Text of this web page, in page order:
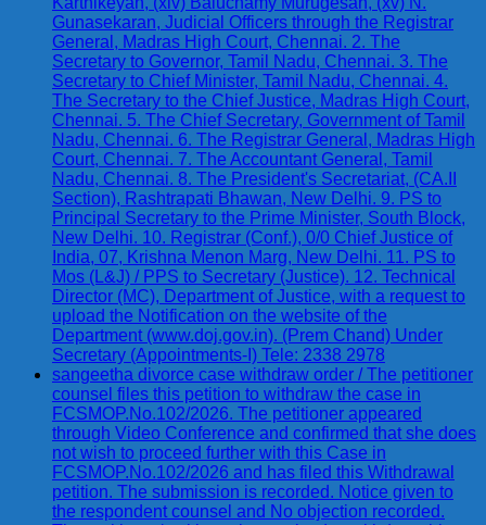
Gunasekaran, Judicial Officers through the Registrar
General, Madras High Court, Chennai. 2. The
Secretary to Governor, Tamil Nadu, Chennai. 3. The
Secretary to Chief Minister, Tamil Nadu, Chennai. 4.
The Secretary to the Chief Justice, Madras High Court,
Chennai. 5. The Chief Secretary, Government of Tamil
Nadu, Chennai. 6. The Registrar General, Madras High
Court, Chennai. 7. The Accountant General, Tamil
Nadu, Chennai. 8. The President's Secretariat, (CA.II
Section), Rashtrapati Bhawan, New Delhi. 9. PS to
Principal Secretary to the Prime Minister, South Block,
New Delhi. 10. Registrar (Conf.), 0/0 Chief Justice of
India, 07, Krishna Menon Marg, New Delhi. 11. PS to
Mos (L&J) / PPS to Secretary (Justice). 12. Technical
Director (MC), Department of Justice, with a request to
upload the Notification on the website of the
Department (www.doj.gov.in). (Prem Chand) Under
Secretary (Appointments-I) Tele: 2338 2978
sangeetha divorce case withdraw order / The petitioner
counsel files this petition to withdraw the case in
FCSMOP.No.102/2026. The petitioner appeared
through Video Conference and confirmed that she does
not wish to proceed further with this Case in
FCSMOP.No.102/2026 and has filed this Withdrawal
petition. The submission is recorded. Notice given to
the respondent counsel and No objection recorded.